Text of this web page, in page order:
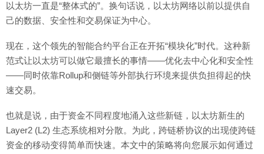
以太坊一直是“整体式的”。换句话说，以太坊网络以前以提供自
己的数据、安全性和交易保证为中心。
现在，这个领先的智能合约平台正在开拓“模块化”时代。这种新
范式让以太坊可以做它最擅长的事情——优化去中心化和安全性
——同时依靠Rollup和侧链等外部执行环境来提供负担得起的快
速交易。
也就是说，由于资金不同程度地涌入这些新链，以太坊新生的
Layer2 (L2) 生态系统相对分散。为此，跨链桥协议的出现使跨链
资金的移动变得简单而快速。本文中的策略将向您展示如何通过